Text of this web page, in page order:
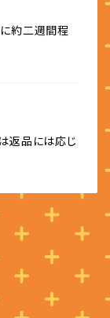
約二週間程
返品には応じ